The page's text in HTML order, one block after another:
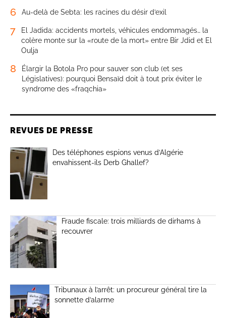
6 Au-delà de Sebta: les racines du désir d’exil
7
El Jadida: accidents mortels, véhicules endommagés… la
colère monte sur la «route de la mort» entre Bir Jdid et El
Oulja
8
Élargir la Botola Pro pour sauver son club (et ses
Législatives): pourquoi Bensaïd doit à tout prix éviter le
syndrome des «fraqchia»
REVUES DE PRESSE
Des téléphones espions venus d’Algérie
envahissent-ils Derb Ghallef?
Fraude fiscale: trois milliards de dirhams à
recouvrer
Tribunaux à l’arrêt: un procureur général tire la
sonnette d’alarme